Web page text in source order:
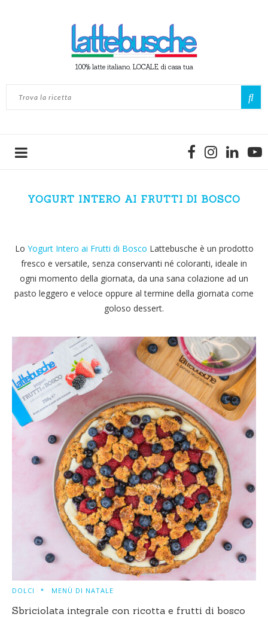
100% latte italiano, LOCALE, di casa tua
YOGURT INTERO AI FRUTTI DI BOSCO
Lo Yogurt Intero ai Frutti di Bosco Lattebusche è un prodotto
fresco e versatile, senza conservanti né coloranti, ideale in
ogni momento della giornata, da una sana colazione ad un
pasto leggero e veloce oppure al termine della giornata come
goloso dessert.
DOLCI MENÙ DI NATALE
Sbriciolata integrale con ricotta e frutti di bosco